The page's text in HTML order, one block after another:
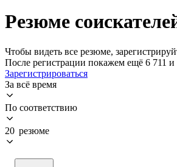
Резюме
Чтобы видеть все резюме,
После регистрации покажем ещё 6 711 и
Зарегистрироваться
За всё время
По соответствию
20 резюме